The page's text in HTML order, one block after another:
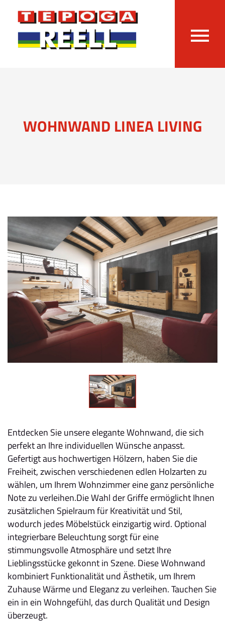
WOHNWAND LINEA LIVING
Entdecken Sie unsere elegante Wohnwand, die sich
perfekt an Ihre individuellen Wünsche anpasst.
Gefertigt aus hochwertigen Hölzern, haben Sie die
Freiheit, zwischen verschiedenen edlen Holzarten zu
wählen, um Ihrem Wohnzimmer eine ganz persönliche
Note zu verleihen.Die Wahl der Griffe ermöglicht Ihnen
zusätzlichen Spielraum für Kreativität und Stil,
wodurch jedes Möbelstück einzigartig wird. Optional
integrierbare Beleuchtung sorgt für eine
stimmungsvolle Atmosphäre und setzt Ihre
Lieblingsstücke gekonnt in Szene. Diese Wohnwand
kombiniert Funktionalität und Ästhetik, um Ihrem
Zuhause Wärme und Eleganz zu verleihen. Tauchen Sie
ein in ein Wohngefühl, das durch Qualität und Design
überzeugt.